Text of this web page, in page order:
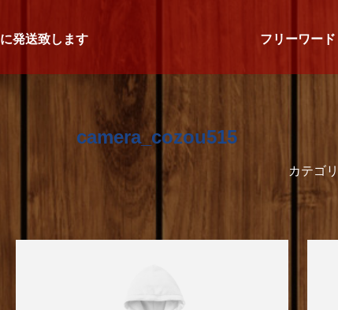
に発送致します フリーワード
camera_cozou515
カテゴリ